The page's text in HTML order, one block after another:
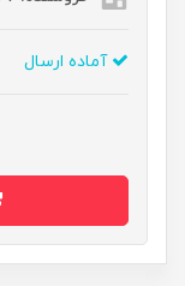
آماده ارسال